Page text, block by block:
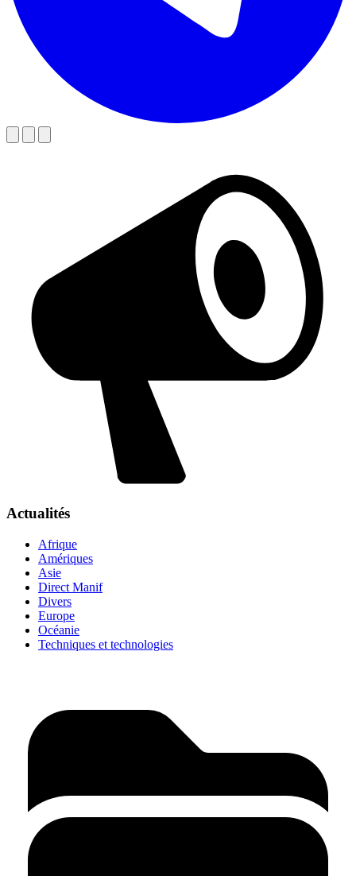
Actualités
Afrique
Amériques
Asie
Direct Manif
Divers
Europe
Océanie
Techniques et technologies